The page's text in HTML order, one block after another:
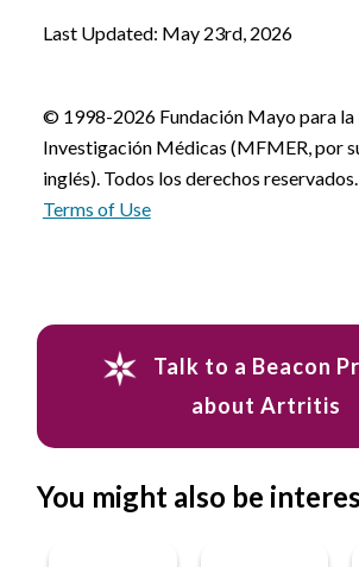
Last Updated: May 23rd, 2026
© 1998-2026 Fundación Mayo para la
Investigación Médicas (MFMER, por
inglés). Todos los derechos reservados.
Terms of Use
Talk to a Beacon
about Artritis
You might also be